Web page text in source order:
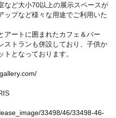
など大小70以上の展示スペースが
ップなど様々な用途でご利用いた
アートに囲まれたカフェ＆バー
ストランも併設しており、子供か
となっております。
33498/46/33498-46-